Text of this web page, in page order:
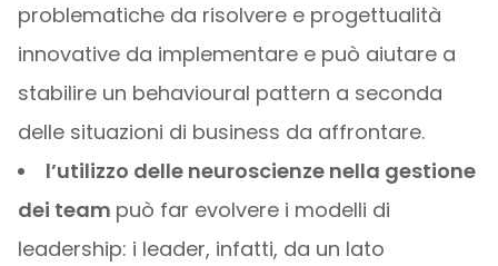
problematiche da risolvere e progettualità
innovative da implementare e può aiutare a
stabilire un behavioural pattern a seconda
delle situazioni di business da affrontare.
l’utilizzo delle neuroscienze nella gestione
dei team può far evolvere i modelli di
leadership: i leader, infatti, da un lato